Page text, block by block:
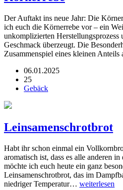
Der Auftakt ins neue Jahr: Die
ich euch die Körnerrebe vor – ein
unkomplizierten Herstellungsprozess
Geschmack überzeugt. Die
Zusammenspiel eines kleinen
06.01.2025
25
Gebäck
Leinsamenschrotbrot
Habt ihr schon einmal ein
aromatisch ist, dass es alle anderen
möchte ich euch heute ein ganz
Leinsamenschrotbrot, das im
niedriger Temperatur… weiterlesen